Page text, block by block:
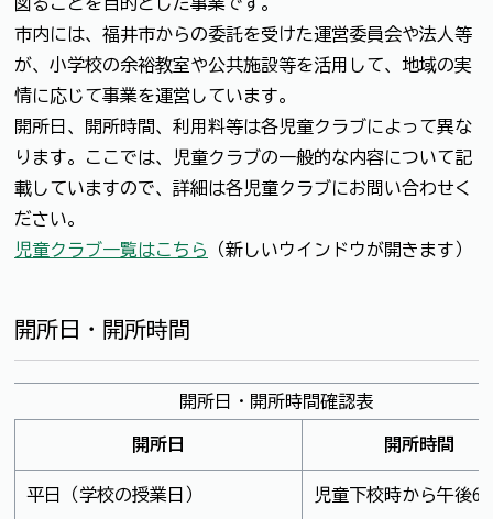
市内には、福井市からの委託を受けた運営委員会や法人等
が、小学校の余裕教室や公共施設等を活用して、地域の実
情に応じて事業を運営しています。
開所日、開所時間、利用料等は各児童クラブによって異な
ります。ここでは、児童クラブの一般的な内容について記
載していますので、詳細は各児童クラブにお問い合わせく
ださい。
児童クラブ一覧はこちら
（新しいウインドウが開きます）
開所日・開所時間
開所日・開所時間確認表
開所日 開所時間
平日（学校の授業日） 児童下校時から午後6